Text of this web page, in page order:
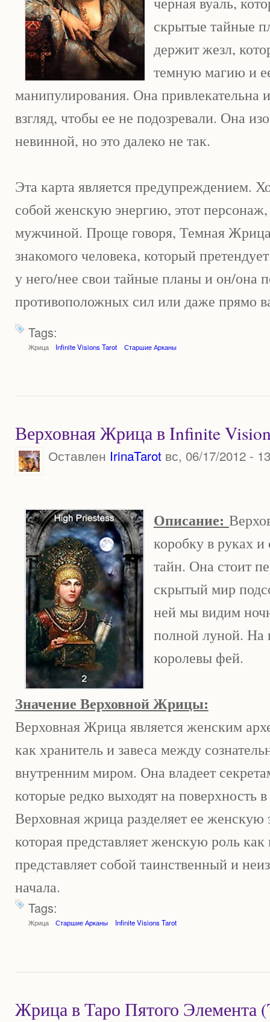
скрытые тайные
держит жезл,
темную магию и
манипулирования. Она привлекательна
взгляд, чтобы ее не подозревали. Она
невинной, но это далеко не так.
Эта карта является предупреждением.
собой женскую энергию, этот
мужчиной. Проще говоря, Темная Жрица
знакомого человека, который
у него/нее свои тайные планы и он/она
противоположных сил или даже прямо
Tags:
Жрица Infinite Visions Tarot Старшие Арканы
Верховная Жрица в Infinite
Оставлен IrinaTarotвс, 06/17/2012 -
Описание:
коробку в руках
тайн. Она стоит
скрытый мир
ней мы видим
полной луной. На
королевы фей.
Значение Верховной Жрицы:
Верховная Жрица является женским
как хранитель и завеса между
внутренним миром. Она владеет
которые редко выходят на поверхность
Верховная жрица разделяет ее
которая представляет женскую роль
представляет собой таинственный и
начала.
Tags:
Жрица Старшие Арканы Infinite Visions Tarot
Жрица в Таро Пятого Элемента